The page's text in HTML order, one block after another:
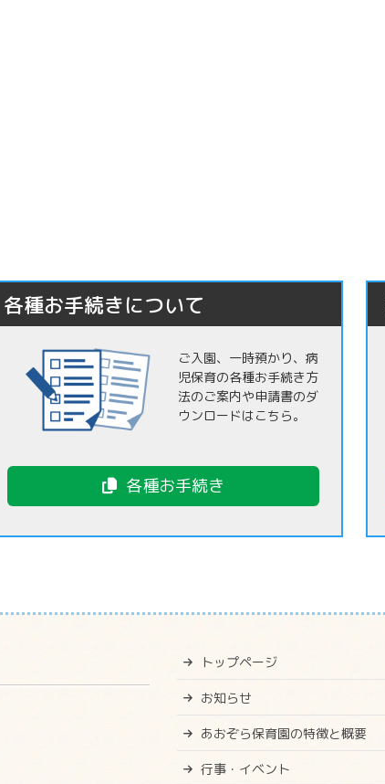
各種お手続きについて
ご入園、一時預かり、病
児保育の各種お手続き方
法のご案内や申請書のダ
ウンロードはこちら。
各種お手続き
トップページ
お知らせ
あおぞら保育園の特徴と概要
行事・イベント